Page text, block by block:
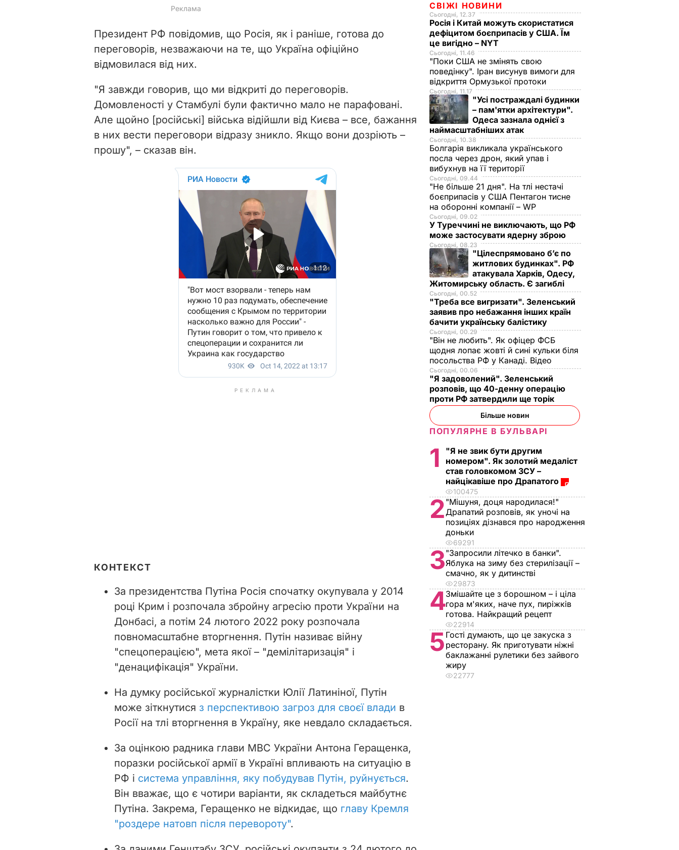
Президент РФ повідомив, що Росія, як і раніше, готова до
переговорів, незважаючи на те, що Україна офіційно
відмовилася від них.
"Я завжди говорив, що ми відкриті до переговорів.
Домовленості у Стамбулі були фактично мало не парафовані.
Але щойно [російські] війська відійшли від Києва – все, бажання
в них вести переговори відразу зникло. Якщо вони дозріють –
прошу", – сказав він.
РЕКЛАМА
КОНТЕКСТ
За президентства Путіна Росія спочатку окупувала у 2014
році Крим і розпочала збройну агресію проти України на
Донбасі, а потім 24 лютого 2022 року розпочала
повномасштабне вторгнення. Путін називає війну
"спецоперацією", мета якої – "демілітаризація" і
"денацифікація" України.
На думку російської журналістки Юлії Латиніної, Путін
може зіткнутися з перспективою загроз для своєї влади в
Росії на тлі вторгнення в Україну, яке невдало складається.
За оцінкою радника глави МВС України Антона Геращенка,
поразки російської армії в Україні впливають на ситуацію в
РФ і система управління, яку побудував Путін, руйнується.
Він вважає, що є чотири варіанти, як складеться майбутнє
Путіна. Закрема, Геращенко не відкидає, що главу Кремля
"роздере натовп після перевороту".
СВІЖІ НОВИНИ
Сьогодні, 12.37
Росія і Китай можуть скористатися
дефіцитом боєприпасів у США. Їм
це вигідно – NYT
Сьогодні, 11.46
"Поки США не змінять свою
поведінку". Іран висунув вимоги для
відкриття Ормузької протоки
Сьогодні, 11.17
"Усі постраждалі будинки
– пам'ятки архітектури".
Одеса зазнала однієї з
наймасштабніших атак
Сьогодні, 10.38
Болгарія викликала українського
посла через дрон, який упав і
вибухнув на її території
Сьогодні, 09.44
"Не більше 21 дня". На тлі нестачі
боєприпасів у США Пентагон тисне
на оборонні компанії – WP
Сьогодні, 09.02
У Туреччині не виключають, що РФ
може застосувати ядерну зброю
Сьогодні, 08.23
"Цілеспрямовано бʼє по
житлових будинках". РФ
атакувала Харків, Одесу,
Житомирську область. Є загиблі
Сьогодні, 00.52
"Треба все вигризати". Зеленський
заявив про небажання інших країн
бачити українську балістику
Сьогодні, 00.29
"Він не любить". Як офіцер ФСБ
щодня лопає жовті й сині кульки біля
посольства РФ у Канаді. Відео
Сьогодні, 00.06
"Я задоволений". Зеленський
розповів, що 40-денну операцію
проти РФ затвердили ще торік
Більше новин
ПОПУЛЯРНЕ В БУЛЬВАРІ
1
"Я не звик бути другим
номером". Як золотий медаліст
став головкомом ЗСУ –
найцікавіше про Драпатого
100475
2 "Мішуня, доця народилася!"
Драпатий розповів, як уночі на
позиціях дізнався про народження
доньки
69291
3"Запросили літечко в банки".
Яблука на зиму без стерилізації –
смачно, як у дитинстві
29873
4Змішайте це з борошном – і ціла
гора м'яких, наче пух, пиріжків
готова. Найкращий рецепт
22914
5 Гості думають, що це закуска з
ресторану. Як приготувати ніжні
баклажанні рулетики без зайвого
жиру
22777